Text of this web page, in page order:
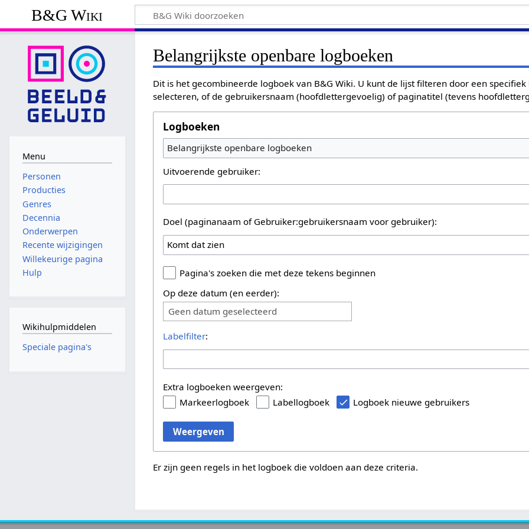
B&G Wiki
Belangrijkste openbare logboeken
Dit is het gecombineerde logboek van B&G Wiki. U kunt de lijst filteren door een
selecteren, of de gebruikersnaam (hoofdlettergevoelig) of paginatitel (tevens
Logboeken
Belangrijkste openbare logboeken
Uitvoerende gebruiker:
Doel (paginanaam of Gebruiker:gebruikersnaam voor gebruiker):
Pagina's zoeken die met deze tekens beginnen
Op deze datum (en eerder):
Geen datum geselecteerd
Labelfilter:
Extra logboeken weergeven:
Markeerlogboek
Labellogboek Logboek nieuwe gebruikers
Weergeven
Er zijn geen regels in het logboek die voldoen aan deze criteria.
Menu
Personen
Producties
Genres
Decennia
Onderwerpen
Recente wijzigingen
Willekeurige pagina
Hulp
Wikihulpmiddelen
Speciale pagina's